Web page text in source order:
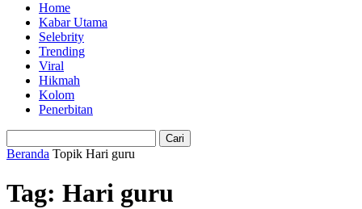
Home
Kabar Utama
Selebrity
Trending
Viral
Hikmah
Kolom
Penerbitan
Beranda Topik Hari guru
Tag: Hari guru